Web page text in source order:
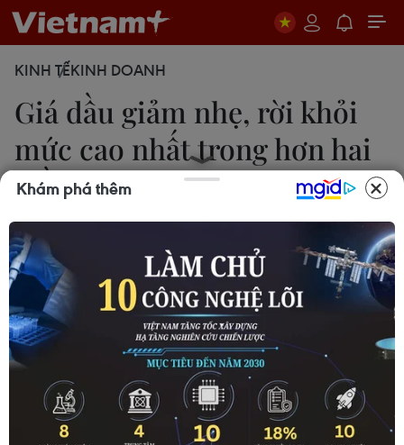
KINH TẾKINH DOANH
Giá dầu giảm nhẹ, rời khỏi
mức cao nhất trong hơn hai
tuần
Vân Anh
26/08/2025 09:20
Chiều 26/8, giá dầu Brent và WTI giảm nhẹ sau
phiên tăng gần 2% trước đó, trong bối cảnh thị
trường tiếp tục theo dõi sát diễn biến xung đột tại
Ukraine và nguy cơ gián đoạn nguồn cung từ Nga.
Khám phá thêm